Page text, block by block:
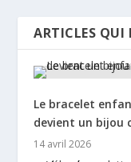
ARTICLES QUI
Le bracelet
devient un bijou
14 avril 2026